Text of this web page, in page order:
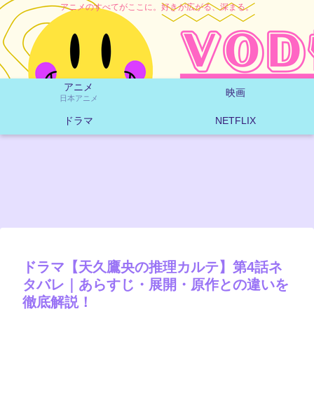
アニメのすべてがここに。好きが広がる、深まる。
アニメ
日本アニメ 映画
ドラマ NETFLIX
ドラマ【天久鷹央の推理カルテ】第4話ネ
タバレ｜あらすじ・展開・原作との違いを
徹底解説！